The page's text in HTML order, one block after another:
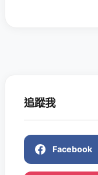
追蹤我
Facebook